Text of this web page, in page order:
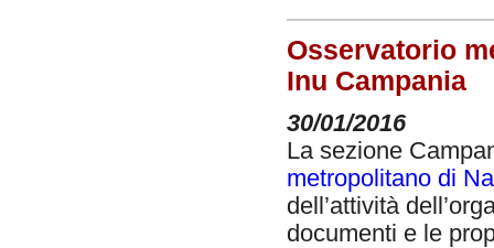
Osservatorio
Inu Campania
30/01/2016
La sezione
metropolitano di
dell’attività
documenti e le